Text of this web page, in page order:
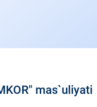
mas`uliyati